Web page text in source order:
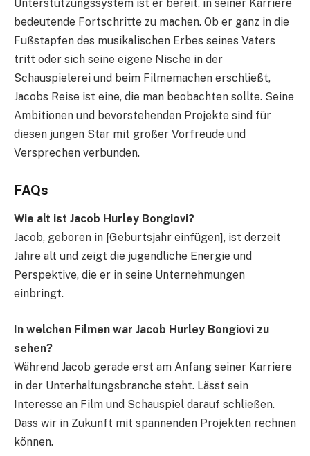
Unterstützungssystem ist er bereit, in seiner Karriere
bedeutende Fortschritte zu machen. Ob er ganz in die
Fußstapfen des musikalischen Erbes seines Vaters
tritt oder sich seine eigene Nische in der
Schauspielerei und beim Filmemachen erschließt,
Jacobs Reise ist eine, die man beobachten sollte. Seine
Ambitionen und bevorstehenden Projekte sind für
diesen jungen Star mit großer Vorfreude und
Versprechen verbunden.
FAQs
Wie alt ist Jacob Hurley Bongiovi?
Jacob, geboren in [Geburtsjahr einfügen], ist derzeit
Jahre alt und zeigt die jugendliche Energie und
Perspektive, die er in seine Unternehmungen
einbringt.
In welchen Filmen war Jacob Hurley Bongiovi zu
sehen?
Während Jacob gerade erst am Anfang seiner Karriere
in der Unterhaltungsbranche steht. Lässt sein
Interesse an Film und Schauspiel darauf schließen.
Dass wir in Zukunft mit spannenden Projekten rechnen
können.